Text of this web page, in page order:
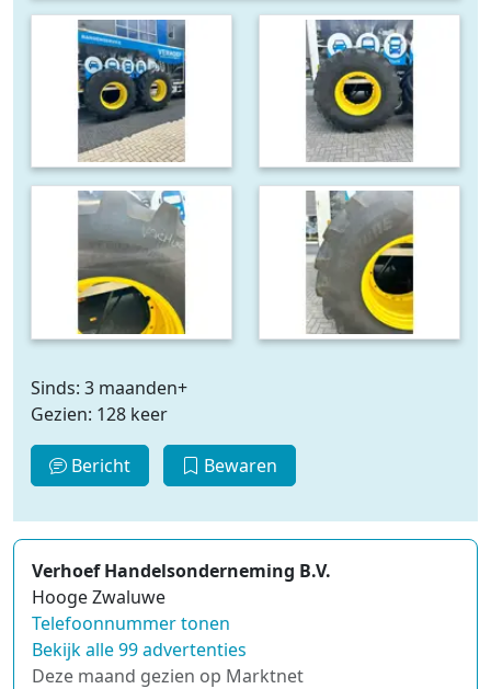
Sinds: 3 maanden+
Gezien: 128 keer
Bericht Bewaren
Verhoef Handelsonderneming B.V.
Hooge Zwaluwe
Telefoonnummer tonen
Bekijk alle 99 advertenties
Deze maand gezien op Marktnet